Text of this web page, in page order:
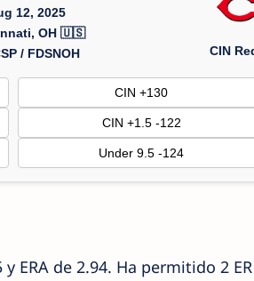
12, 2025
OH 🇺🇸
/ FDSNOH
CIN
CIN +130
CIN +1.5 -122
Under 9.5 -124
ERA de 2.94. Ha permitido 2